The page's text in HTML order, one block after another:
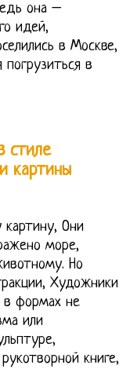
она –
идей,
в Москве,
погрузиться в
стиле
картины
Они
море,
Но
Художники
в формах не
или
книге,